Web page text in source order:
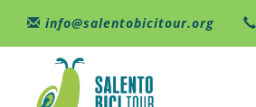
info@salentobicitour.org